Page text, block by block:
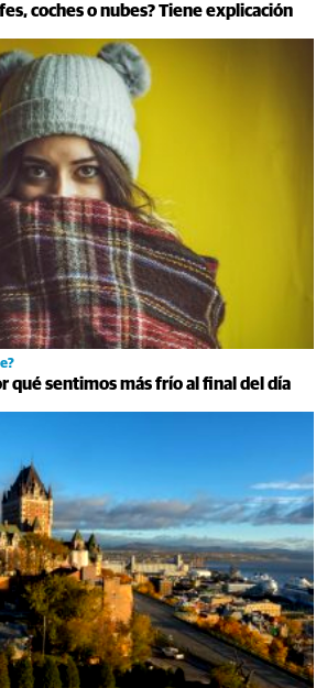
coches o nubes? Tiene explicación
qué sentimos más frío al final del día